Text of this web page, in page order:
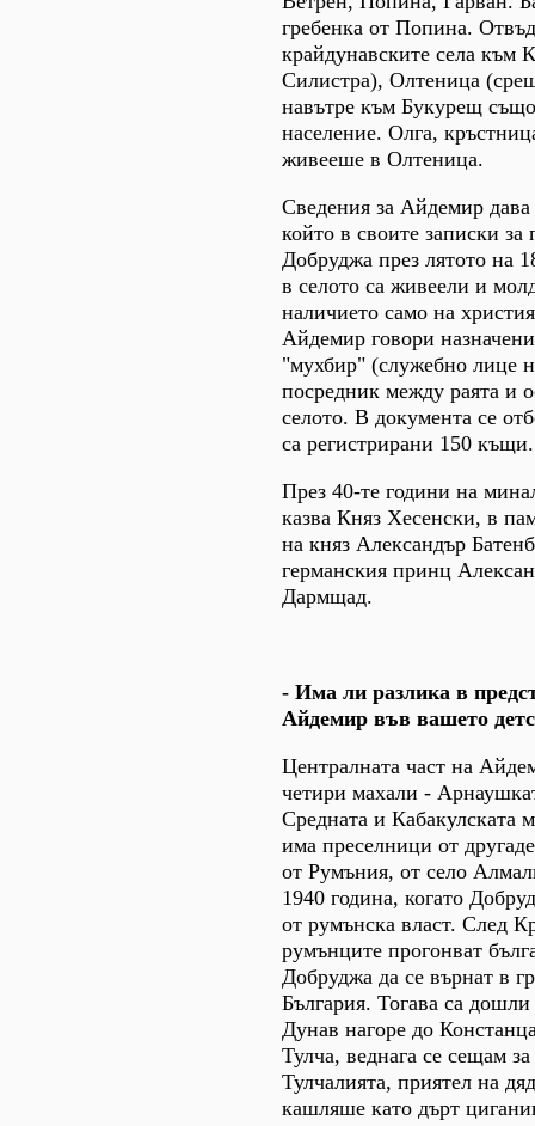
гребенка от Попина.
крайдунавските села към
Силистра), Олтеница
навътре към Букурещ
население. Олга,
живееше в Олтеница.
Сведения за Айдемир
който в своите записки за
Добруджа през лятото на
в селото са живеели и
наличието само на
Айдемир говори
"мухбир" (служебно лице
посредник между раята и
селото. В документа се
са регистрирани 150 къщи.
През 40-те години на
казва Княз Хесенски, в
на княз Александър
германския принц
Дармщад.
- Има ли разлика в
Айдемир във вашето
Централната част на
четири махали -
Средната и Кабакулската
има преселници от
от Румъния, от село
1940 година, когато
от румънска власт. След
румънците прогонват
Добруджа да се върнат в
България. Тогава са
Дунав нагоре до
Тулча, веднага се сещам
Тулчалията, приятел на
кашляше като дърт